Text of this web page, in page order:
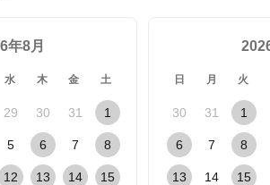
年8月
水 木 金 土
29 30 31 1
5 6 7 8
12 13 14 15
日 月 火
30 31 1
6 7 8
13 14 15